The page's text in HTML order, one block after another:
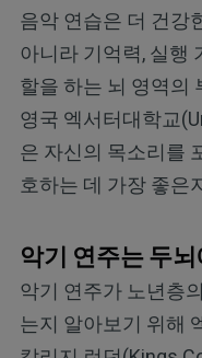
음악 연습은 더 건강
아니라 기억력, 실행
할을 하는 뇌 영역의
영국 엑서터대학교
은 자신의 목소리를
호하는 데 가장 좋은
악기 연주는 두
악기 연주가 노년층
는지 알아보기 위해